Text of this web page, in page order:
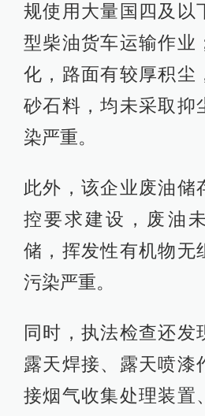
规使用大量国四及以
型柴油货车运输作业
化，路面有较厚积尘
砂石料，均未采取抑
染严重。
此外，该企业废油储
控要求建设，废油
储，挥发性有机物无
污染严重。
同时，执法检查还发
露天焊接、露天喷漆
接烟气收集处理装置